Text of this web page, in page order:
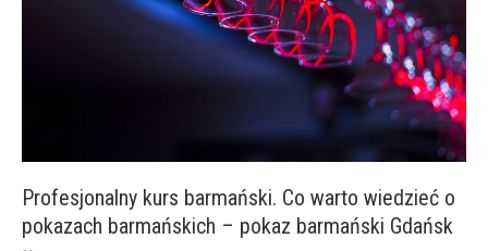
Profesjonalny kurs barmański. Co warto wiedzieć o
pokazach barmańskich – pokaz barmański Gdańsk